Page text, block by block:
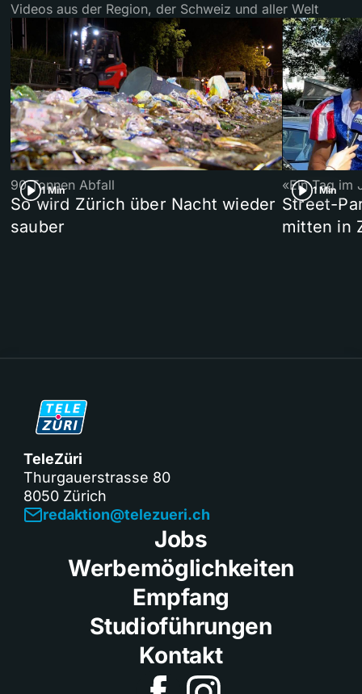
Videos aus der Region, der Schweiz und aller Welt
1 Min
90 Tonnen Abfall
So wird Zürich über Nacht wieder
sauber
1 Min
«Ein Tag im
Street-
mitten in
TeleZüri
Thurgauerstrasse 80
8050 Zürich
redaktion@telezueri.ch
Jobs
Werbemöglichkeiten
Empfang
Studioführungen
Kontakt